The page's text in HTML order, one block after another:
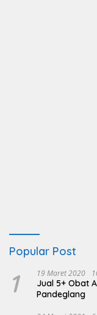
Popular Post
1 19 Maret 2020
Jual 5+ Obat
Pandeglang